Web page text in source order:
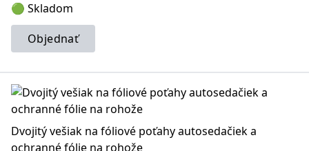
🟢 Skladom
Objednať
Dvojitý vešiak na fóliové poťahy autosedačiek a
ochranné fólie na rohože